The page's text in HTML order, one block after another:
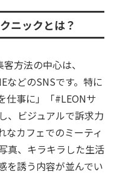
ニックとは？
方法の中心は、
どのSNSです。特に
仕事に」「#LEONサ
、ビジュアルで訴求力
なカフェでのミーティ
真、キラキラした生活
を誘う内容が並んでい